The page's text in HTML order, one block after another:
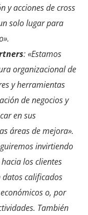
y acciones de cross
solo lugar para
: «Estamos
organizacional de
y herramientas
de negocios y
en sus
áreas de mejora».
invirtiendo
los clientes
datos calificados
o, por
También